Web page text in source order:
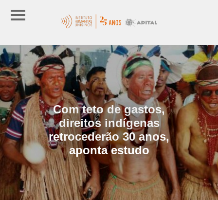
Com teto de gastos,
direitos indígenas
retrocederão 30 anos,
aponta estudo